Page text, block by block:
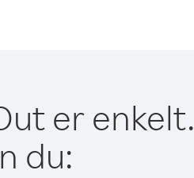
er enkelt.
du: